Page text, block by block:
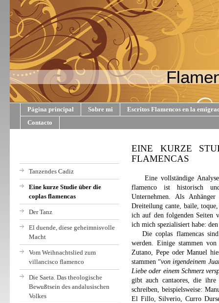
Página principal Sobre mi
Escritos Flamencos en la
Contacto
Tanzendes Cadiz
Eine kurze Studie über die
coplas flamencas
Der Tanz
El duende, diese geheimnisvolle
Macht
Vom Weihnachtslied zum
villancisco flamenco
Die Saeta. Das theologische
Bewußtsein des andalusischen
Volkes
EINE KURZE
FLAMENCAS
Eine vollständige
flamenco ist historisch
Unternehmen. Als
Dreiteilung cante, baile,
ich auf den folgenden Seiten
ich mich spezialisiert habe: den
Die coplas flamencas
werden. Einige stammen
Zutano, Pepe oder Manuel
stammen “von irgendeinem
Liebe oder einem Schmerz
gibt auch cantaores, die ihre
schreiben, beispielsweise:
El Fillo, Silverio, Curro